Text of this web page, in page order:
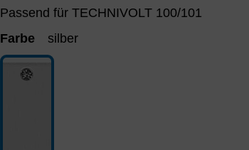
Passend für TECHNIVOLT 100/101
Farbe
silber